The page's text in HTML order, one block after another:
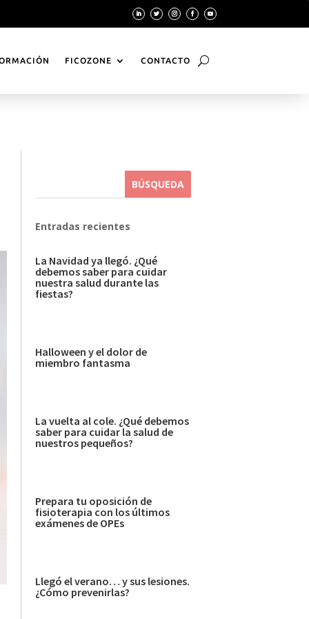
FICOZONE CONTACTO
Entradas recientes
La Navidad ya llegó. ¿Qué
debemos saber para cuidar
nuestra salud durante las
fiestas?
Halloween y el dolor de
miembro fantasma
La vuelta al cole. ¿Qué debemos
saber para cuidar la salud de
nuestros pequeños?
Prepara tu oposición de
fisioterapia con los últimos
exámenes de OPEs
Llegó el verano… y sus lesiones.
¿Cómo prevenirlas?